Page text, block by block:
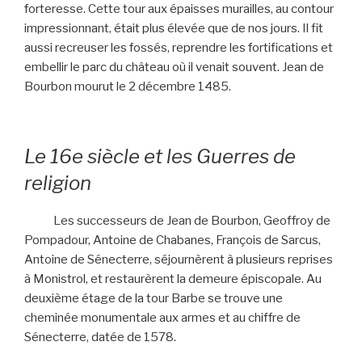
forteresse. Cette tour aux épaisses murailles, au contour
impressionnant, était plus élevée que de nos jours. Il fit
aussi recreuser les fossés, reprendre les fortifications et
embellir le parc du château où il venait souvent. Jean de
Bourbon mourut le 2 décembre 1485.
Le 16e siècle et les Guerres de
religion
Les successeurs de Jean de Bourbon, Geoffroy de
Pompadour, Antoine de Chabanes, François de Sarcus,
Antoine de Sénecterre, séjournèrent à plusieurs reprises
à Monistrol, et restaurèrent la demeure épiscopale. Au
deuxième étage de la tour Barbe se trouve une
cheminée monumentale aux armes et au chiffre de
Sénecterre, datée de 1578.